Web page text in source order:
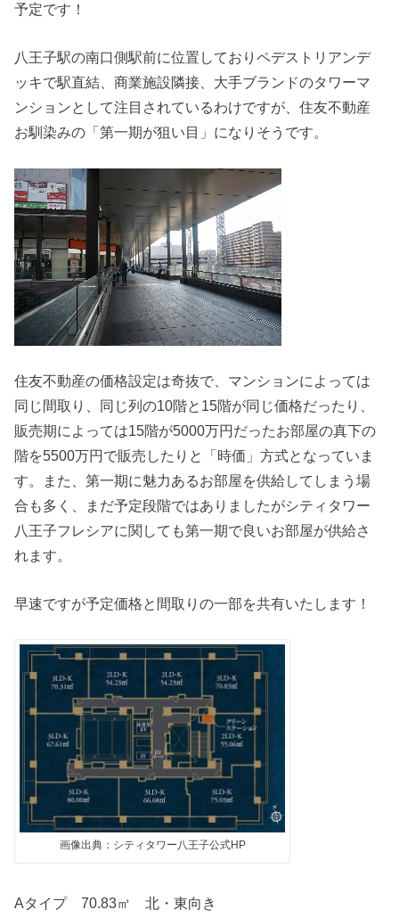
予定です！
八王子駅の南口側駅前に位置しておりペデストリアンデ
ッキで駅直結、商業施設隣接、大手ブランドのタワーマ
ンションとして注目されているわけですが、住友不動産
お馴染みの「第一期が狙い目」になりそうです。
住友不動産の価格設定は奇抜で、マンションによっては
同じ間取り、同じ列の10階と15階が同じ価格だったり、
販売期によっては15階が5000万円だったお部屋の真下の
階を5500万円で販売したりと「時価」方式となっていま
す。また、第一期に魅力あるお部屋を供給してしまう場
合も多く、まだ予定段階ではありましたがシティタワー
八王子フレシアに関しても第一期で良いお部屋が供給さ
れます。
早速ですが予定価格と間取りの一部を共有いたします！
画像出典：シティタワー八王子公式HP
Aタイプ 70.83㎡ 北・東向き